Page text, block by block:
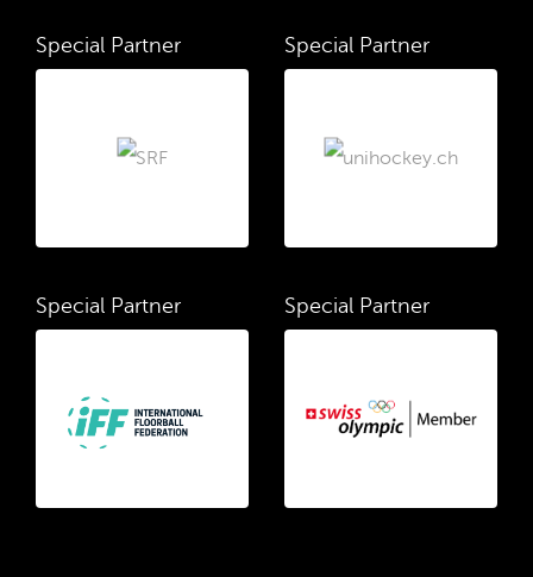
Special Partner Special Partner
Special Partner Special Partner